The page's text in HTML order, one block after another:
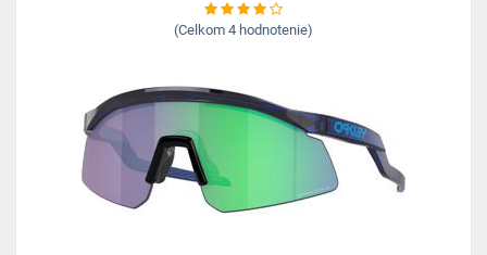
(Celkom 4 hodnotenie)